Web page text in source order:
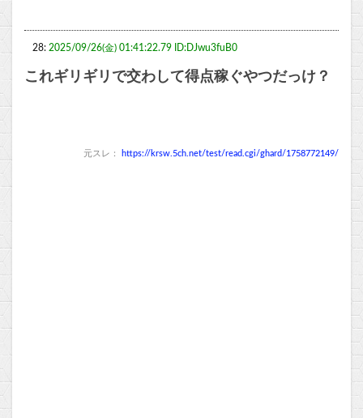
28: 2025/09/26(金) 01:41:22.79 ID:DJwu3fuB0
これギリギリで交わして得点稼ぐやつだっけ？
元スレ： https://krsw.5ch.net/test/read.cgi/ghard/1758772149/